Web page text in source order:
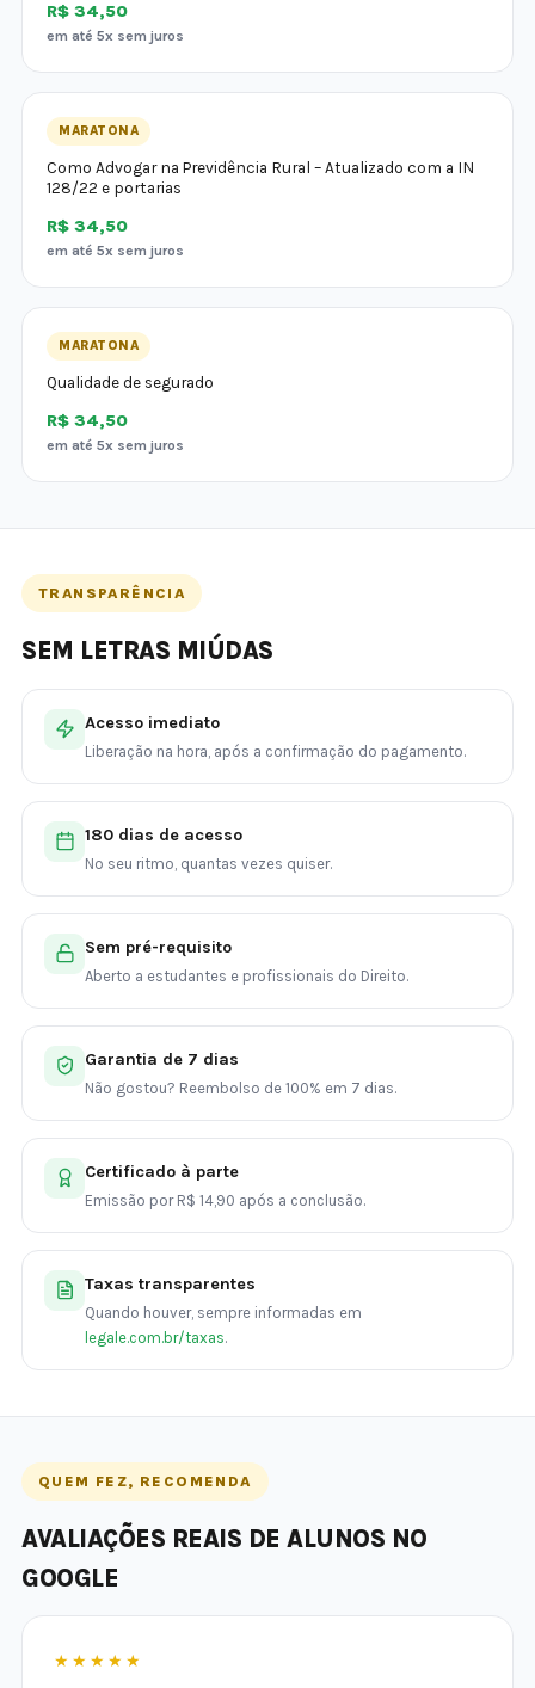
R$ 34,50
em até 5x sem juros
MARATONA
Como Advogar na Previdência Rural – Atualizado com a IN
128/22 e portarias
R$ 34,50
em até 5x sem juros
MARATONA
Qualidade de segurado
R$ 34,50
em até 5x sem juros
TRANSPARÊNCIA
SEM LETRAS MIÚDAS
Acesso imediato
Liberação na hora, após a confirmação do pagamento.
180 dias de acesso
No seu ritmo, quantas vezes quiser.
Sem pré-requisito
Aberto a estudantes e profissionais do Direito.
Garantia de 7 dias
Não gostou? Reembolso de 100% em 7 dias.
Certificado à parte
Emissão por R$ 14,90 após a conclusão.
Taxas transparentes
Quando houver, sempre informadas em
legale.com.br/taxas.
QUEM FEZ, RECOMENDA
AVALIAÇÕES REAIS DE ALUNOS NO
GOOGLE
★★★★★